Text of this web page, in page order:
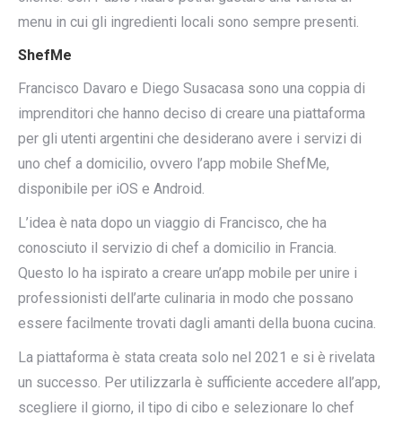
menu in cui gli ingredienti locali sono sempre presenti.
ShefMe
Francisco Davaro e Diego Susacasa sono una coppia di
imprenditori che hanno deciso di creare una piattaforma
per gli utenti argentini che desiderano avere i servizi di
uno chef a domicilio, ovvero l’app mobile ShefMe,
disponibile per iOS e Android.
L’idea è nata dopo un viaggio di Francisco, che ha
conosciuto il servizio di chef a domicilio in Francia.
Questo lo ha ispirato a creare un’app mobile per unire i
professionisti dell’arte culinaria in modo che possano
essere facilmente trovati dagli amanti della buona cucina.
La piattaforma è stata creata solo nel 2021 e si è rivelata
un successo. Per utilizzarla è sufficiente accedere all’app,
scegliere il giorno, il tipo di cibo e selezionare lo chef